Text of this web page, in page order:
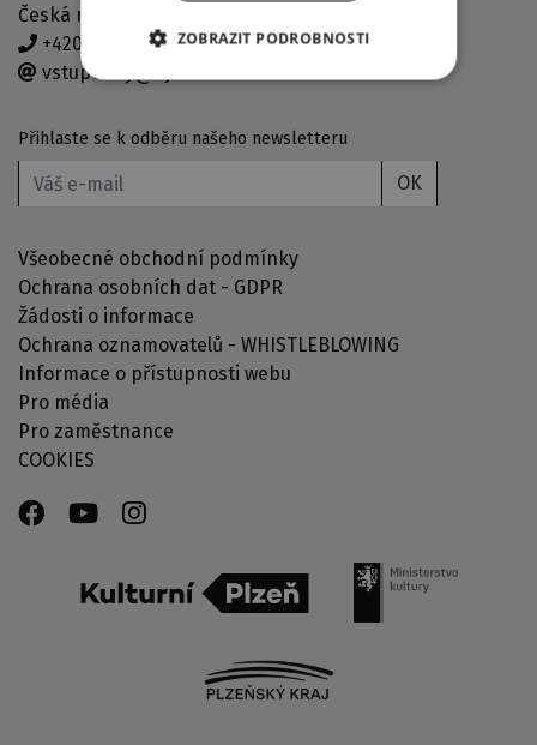
Česká republika
+420 378 038 190
vstupenky@djkt.eu
Přihlaste se k odběru našeho newsletteru
OK
Všeobecné obchodní podmínky
Ochrana osobních dat - GDPR
Žádosti o informace
Ochrana oznamovatelů - WHISTLEBLOWING
Informace o přístupnosti webu
Pro média
Pro zaměstnance
COOKIES
ZOBRAZIT PODROBNOSTI